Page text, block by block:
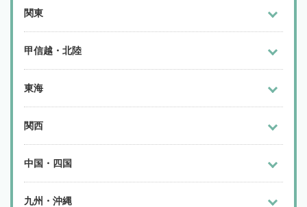
関東
甲信越・北陸
東海
関西
中国・四国
九州・沖縄